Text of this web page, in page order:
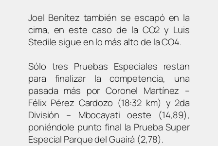
Joel Benítez también se escapó en la
cima, en este caso de la CO2 y Luis
Stedile sigue en lo más alto de la CO4.
Sólo tres Pruebas Especiales restan
para finalizar la competencia, una
pasada más por Coronel Martínez –
Félix Pérez Cardozo (18:32 km) y 2da
División – Mbocayati oeste (14,89),
poniéndole punto final la Prueba Super
Especial Parque del Guairá (2,78).